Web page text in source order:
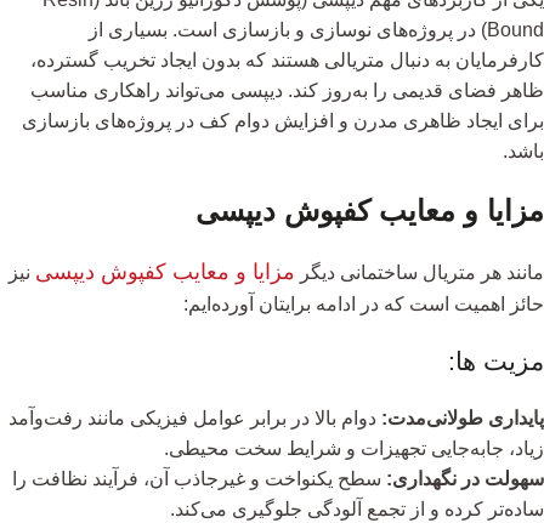
Bound) در پروژه‌های نوسازی و بازسازی است. بسیاری از
کارفرمایان به دنبال متریالی هستند که بدون ایجاد تخریب گسترده،
ظاهر فضای قدیمی را به‌روز کند. دیپسی می‌تواند راهکاری مناسب
برای ایجاد ظاهری مدرن و افزایش دوام کف در پروژه‌های بازسازی
باشد.
مزایا و معایب کفپوش دیپسی
مانند هر متریال ساختمانی دیگر مزایا و معایب کفپوش دیپسی نیز
حائز اهمیت است که در ادامه برایتان آورده‌ایم:
مزیت ها:
پایداری طولانی‌مدت: دوام بالا در برابر عوامل فیزیکی مانند رفت‌وآمد
زیاد، جابه‌جایی تجهیزات و شرایط سخت محیطی.
سهولت در نگهداری: سطح یکنواخت و غیرجاذب آن، فرآیند نظافت را
ساده‌تر کرده و از تجمع آلودگی جلوگیری می‌کند.